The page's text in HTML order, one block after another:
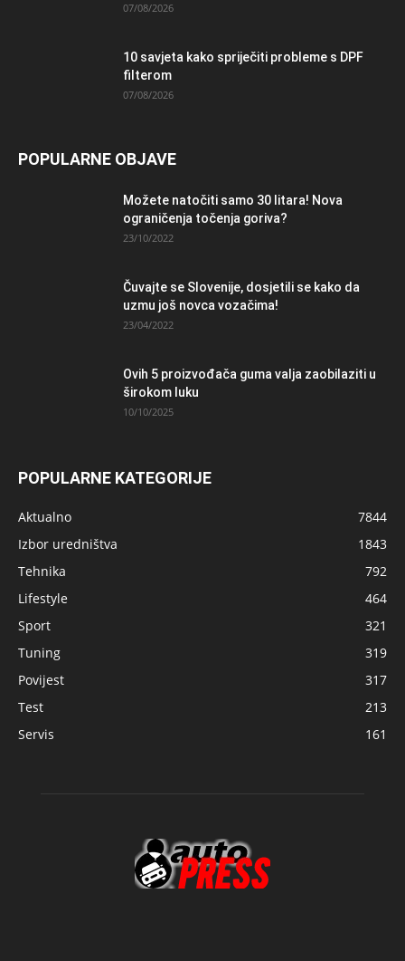
07/08/2026
10 savjeta kako spriječiti probleme s DPF
filterom
07/08/2026
POPULARNE OBJAVE
Možete natočiti samo 30 litara! Nova
ograničenja točenja goriva?
23/10/2022
Čuvajte se Slovenije, dosjetili se kako da
uzmu još novca vozačima!
23/04/2022
Ovih 5 proizvođača guma valja zaobilaziti u
širokom luku
10/10/2025
POPULARNE KATEGORIJE
Aktualno
7844
Izbor uredništva
1843
Tehnika
792
Lifestyle
464
Sport
321
Tuning
319
Povijest
317
Test
213
Servis
161